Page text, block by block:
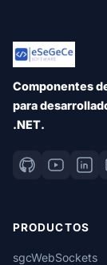
Componentes
para
.NET.
PRODUCTOS
sgcWebSockets